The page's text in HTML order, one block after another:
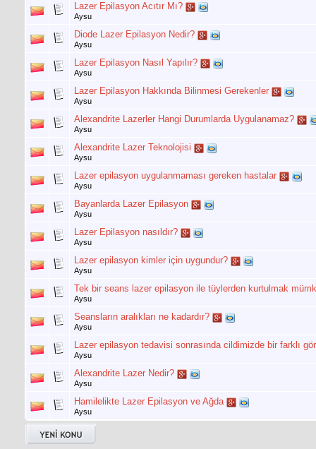
Lazer Epilasyon Acıtır Mı?
Aysu
Diode Lazer Epilasyon Nedir?
Aysu
Lazer Epilasyon Nasıl Yapılır?
Aysu
Lazer Epilasyon Hakkında Bilinmesi Gerekenler
Aysu
Alexandrite Lazerler Hangi Durumlarda Uygulanamaz?
Aysu
Alexandrite Lazer Teknolojisi
Aysu
Lazer epilasyon uygulanmaması gereken hastalar
Aysu
Bayanlarda Lazer Epilasyon
Aysu
Lazer Epilasyon nasıldır?
Aysu
Lazer epilasyon kimler için uygundur?
Aysu
Tek bir seans lazer epilasyon ile tüylerden kurtulmak
Aysu
Seansların aralıkları ne kadardır?
Aysu
Lazer epilasyon tedavisi sonrasında cildimizde bir farklı
Aysu
Alexandrite Lazer Nedir?
Aysu
Hamilelikte Lazer Epilasyon ve Ağda
Aysu